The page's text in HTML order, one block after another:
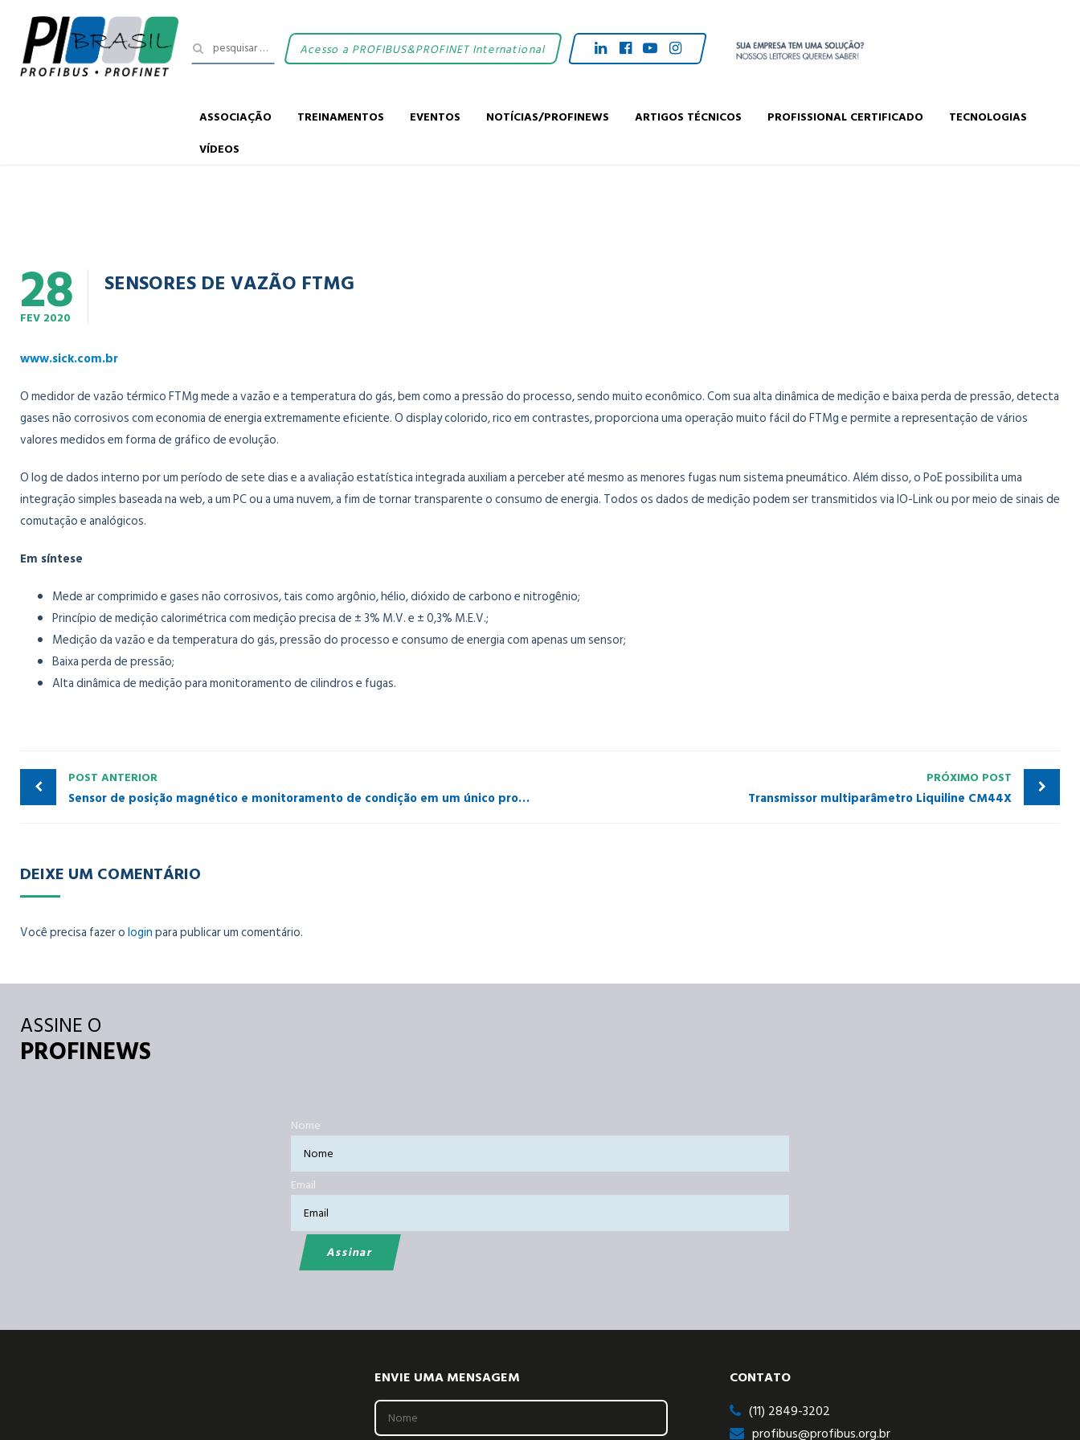
ASSOCIAÇÃO TREINAMENTOS EVENTOS NOTÍCIAS/PROFINEWS ARTIGOS TÉCNICOS PROFISSIONAL CERTIFICADO
TECNOLOGIAS
VÍDEOS
Acesso a PROFIBUS&PROFINET International
28
FEV 2020
SENSORES DE VAZÃO FTMG
www.sick.com.br
O medidor de vazão térmico FTMg mede a vazão e a temperatura do gás, bem como a pressão do processo, sendo muito econômico. Com sua alta dinâmica de medição e baixa perda de pressão, detecta
gases não corrosivos com economia de energia extremamente eficiente. O display colorido, rico em contrastes, proporciona uma operação muito fácil do FTMg e permite a representação de vários
valores medidos em forma de gráfico de evolução.
O log de dados interno por um período de sete dias e a avaliação estatística integrada auxiliam a perceber até mesmo as menores fugas num sistema pneumático. Além disso, o PoE possibilita uma
integração simples baseada na web, a um PC ou a uma nuvem, a fim de tornar transparente o consumo de energia. Todos os dados de medição podem ser transmitidos via IO-Link ou por meio de sinais de
comutação e analógicos.
Em síntese
Mede ar comprimido e gases não corrosivos, tais como argônio, hélio, dióxido de carbono e nitrogênio;
Princípio de medição calorimétrica com medição precisa de ± 3% M.V. e ± 0,3% M.E.V.;
Medição da vazão e da temperatura do gás, pressão do processo e consumo de energia com apenas um sensor;
Baixa perda de pressão;
Alta dinâmica de medição para monitoramento de cilindros e fugas.
POST ANTERIOR
Sensor de posição magnético e monitoramento de condição em um único produto IO-Link
PRÓXIMO POST
Transmissor multiparâmetro Liquiline CM44X
DEIXE UM COMENTÁRIO
Você precisa fazer ologinpara publicar um comentário.
ASSINE O
PROFINEWS
Nome
Email
ENVIE UMA MENSAGEM CONTATO
(11) 2849-3202
profibus@profibus.org.br